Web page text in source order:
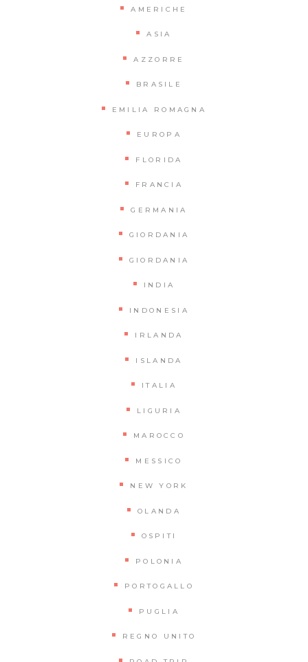
AMERICHE
ASIA
AZZORRE
BRASILE
EMILIA ROMAGNA
EUROPA
FLORIDA
FRANCIA
GERMANIA
GIORDANIA
GIORDANIA
INDIA
INDONESIA
IRLANDA
ISLANDA
ITALIA
LIGURIA
MAROCCO
MESSICO
NEW YORK
OLANDA
OSPITI
POLONIA
PORTOGALLO
PUGLIA
REGNO UNITO